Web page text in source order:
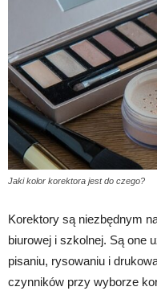
Jaki kolor korektora jest do czego?
Korektory są niezbędnym
biurowej i szkolnej. Są one
pisaniu, rysowaniu i
czynników przy wyborze